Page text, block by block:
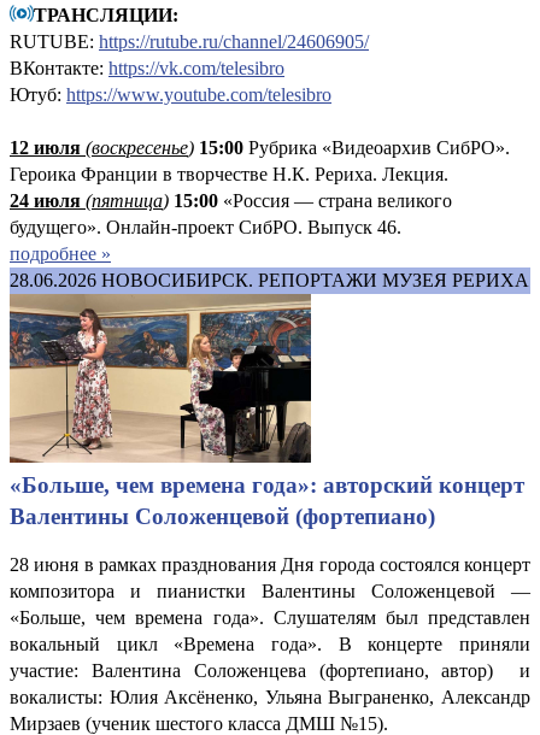
ТРАНСЛЯЦИИ:
RUTUBE: https://rutube.ru/channel/24606905/
ВКонтакте: https://vk.com/telesibro
Ютуб: https://www.youtube.com/telesibro
12 июля (воскресенье) 15:00 Рубрика «Видеоархив СибРО».
Героика Франции в творчестве Н.К. Рериха. Лекция.
24 июля (пятница) 15:00 «Россия — страна великого
будущего». Онлайн-проект СибРО. Выпуск 46.
подробнее »
28.06.2026 НОВОСИБИРСК. РЕПОРТАЖИ МУЗЕЯ РЕРИХА
«Больше, чем времена года»: авторский концерт
Валентины Соложенцевой (фортепиано)
28 июня в рамках празднования Дня города состоялся концерт
композитора и пианистки Валентины Соложенцевой —
«Больше, чем времена года». Слушателям был представлен
вокальный цикл «Времена года». В концерте приняли
участие: Валентина Соложенцева (фортепиано, автор) и
вокалисты: Юлия Аксёненко, Ульяна Выграненко, Александр
Мирзаев (ученик шестого класса ДМШ №15).